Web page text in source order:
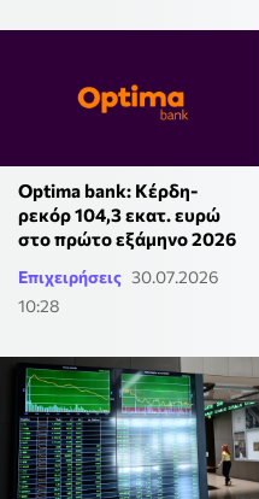
Optima bank: Κέρδη-
ρεκόρ 104,3 εκατ. ευρώ
στο πρώτο εξάμηνο 2026
Επιχειρήσεις 30.07.2026
10:28